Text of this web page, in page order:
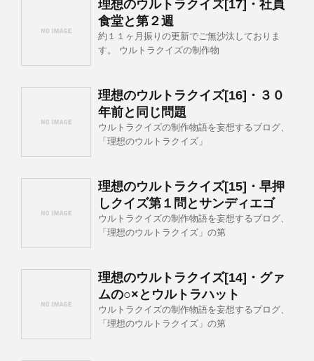
理想のウルトラクイズ[17]・社員
食堂と第２週
約１１ヶ月振りの更新でご無沙汰しておりま
す。 ウルトラクイズの制作物
理想のウルトラクイズ[16]・３０
年前と同じ問題
ウルトラクイズの制作物語を妄想するブログ、
「理想のウルトラクイズ」
理想のウルトラクイズ[15]・早押
しクイズ第１問とサンディエゴ
ウルトラクイズの制作物語を妄想するブログ、
「理想のウルトラクイズ」の第
理想のウルトラクイズ[14]・グァ
ムの○×とウルトラハット
ウルトラクイズの制作物語を妄想するブログ、
「理想のウルトラクイズ」の第